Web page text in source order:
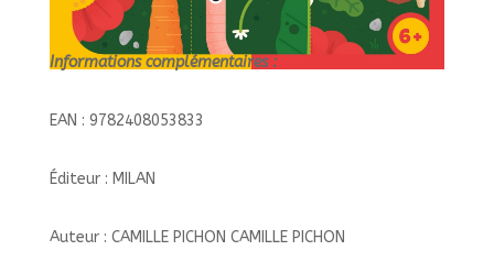
Informations complémentaires :
EAN : 9782408053833
Éditeur : MILAN
Auteur : CAMILLE PICHON CAMILLE PICHON